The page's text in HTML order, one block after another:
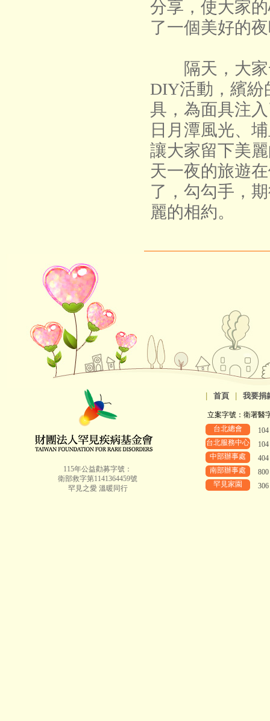
分享，使大家
了一個美好的
隔天，大家
DIY活動，繽紛
具，為面具注
日月潭風光、
讓大家留下美
天一夜的旅遊
了，勾勾手，
麗的相約。
115年公益勸募字號：
衛部救字第1141364459號
罕見之愛 溫暖同行
首頁 我要捐
立案字號：衛署醫
台北總會
台北服務中心
中部辦事處
南部辦事處
罕見家園